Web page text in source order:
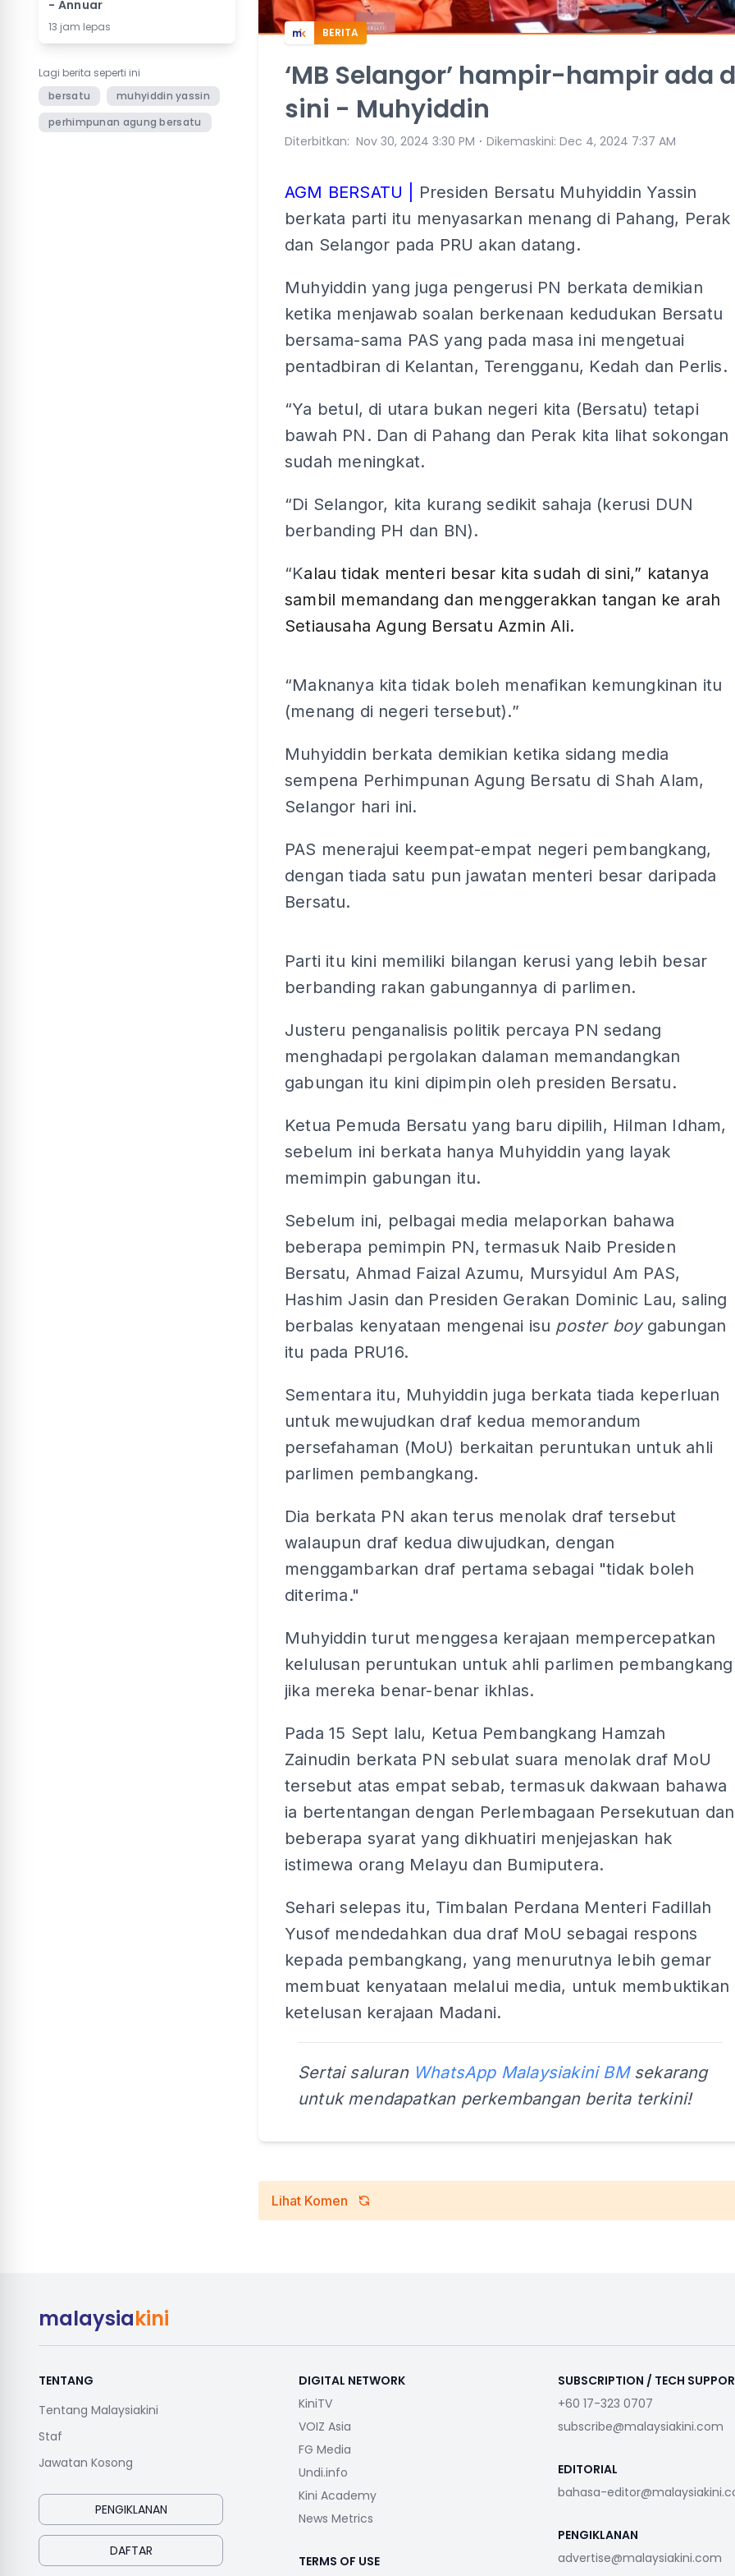
- Annuar
13 jam lepas
Lagi berita seperti ini
bersatu
muhyiddin yassin
perhimpunan agung bersatu
BERITA
‘MB Selangor’ hampir-hampir ada
sini - Muhyiddin
Diterbitkan: Nov 30, 2024 3:30 PM ⋅ Dikemaskini: Dec 4, 2024 7:37 AM
AGM BERSATU |
Presiden Bersatu Muhyiddin Yassin
berkata parti itu menyasarkan menang di Pahang, Perak
dan Selangor pada PRU akan datang.
Muhyiddin yang juga pengerusi PN berkata demikian
ketika menjawab soalan berkenaan kedudukan Bersatu
bersama-sama PAS yang pada masa ini mengetuai
pentadbiran di Kelantan, Terengganu, Kedah dan Perlis.
“Ya betul, di utara bukan negeri kita (Bersatu) tetapi
bawah PN. Dan di Pahang dan Perak kita lihat sokongan
sudah meningkat.
“Di Selangor, kita kurang sedikit sahaja (kerusi DUN
berbanding PH dan BN).
“Kalau tidak menteri besar kita sudah di sini,” katanya
sambil memandang dan menggerakkan tangan ke arah
Setiausaha Agung Bersatu Azmin Ali.
“Maknanya kita tidak boleh menafikan kemungkinan itu
(menang di negeri tersebut).”
Muhyiddin berkata demikian ketika sidang media
sempena Perhimpunan Agung Bersatu di Shah Alam,
Selangor hari ini.
PAS menerajui keempat-empat negeri pembangkang,
dengan tiada satu pun jawatan menteri besar daripada
Bersatu.
Parti itu kini memiliki bilangan kerusi yang lebih besar
berbanding rakan gabungannya di parlimen.
Justeru penganalisis politik percaya PN sedang
menghadapi pergolakan dalaman memandangkan
gabungan itu kini dipimpin oleh presiden Bersatu.
Ketua Pemuda Bersatu yang baru dipilih, Hilman Idham,
sebelum ini berkata hanya Muhyiddin yang layak
memimpin gabungan itu.
Sebelum ini, pelbagai media melaporkan bahawa
beberapa pemimpin PN, termasuk Naib Presiden
Bersatu, Ahmad Faizal Azumu, Mursyidul Am PAS,
Hashim Jasin dan Presiden Gerakan Dominic Lau, saling
berbalas kenyataan mengenai isu poster boygabungan
itu pada PRU16.
Sementara itu, Muhyiddin juga berkata tiada keperluan
untuk mewujudkan draf kedua memorandum
persefahaman (MoU) berkaitan peruntukan untuk ahli
parlimen pembangkang.
Dia berkata PN akan terus menolak draf tersebut
walaupun draf kedua diwujudkan, dengan
menggambarkan draf pertama sebagai "tidak boleh
diterima."
Muhyiddin turut menggesa kerajaan mempercepatkan
kelulusan peruntukan untuk ahli parlimen pembangkang
jika mereka benar-benar ikhlas.
Pada 15 Sept lalu, Ketua Pembangkang Hamzah
Zainudin berkata PN sebulat suara menolak draf MoU
tersebut atas empat sebab, termasuk dakwaan bahawa
ia bertentangan dengan Perlembagaan Persekutuan dan
beberapa syarat yang dikhuatiri menjejaskan hak
istimewa orang Melayu dan Bumiputera.
Sehari selepas itu, Timbalan Perdana Menteri Fadillah
Yusof mendedahkan dua draf MoU sebagai respons
kepada pembangkang, yang menurutnya lebih gemar
membuat kenyataan melalui media, untuk membuktikan
ketelusan kerajaan Madani.
Sertai saluran WhatsApp Malaysiakini BMsekarang
untuk mendapatkan perkembangan berita terkini!
Lihat Komen
malaysiakini
TENTANG
Tentang Malaysiakini
Staf
Jawatan Kosong
PENGIKLANAN
DAFTAR
DIGITAL NETWORK
KiniTV
VOIZ Asia
FG Media
Undi.info
Kini Academy
News Metrics
TERMS OF USE
SUBSCRIPTION / TECH
+60 17-323 0707
subscribe@malaysiakini.com
EDITORIAL
bahasa-
PENGIKLANAN
advertise@malaysiakini.com